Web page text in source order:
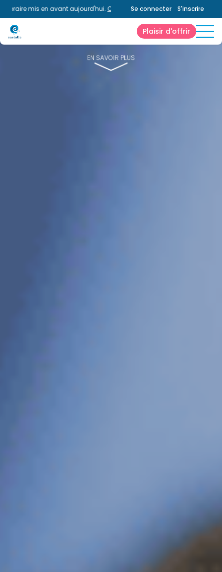
mis en avant aujourd'hui.Consultez la page horaires.
Se connecter S'inscrire
Plaisir d'offrir
EN SAVOIR PLUS